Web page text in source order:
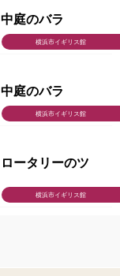
横浜市イギリス館
庭のバラ
横浜市イギリス館
庭のバラ
横浜市イギリス館
ータリーのツ